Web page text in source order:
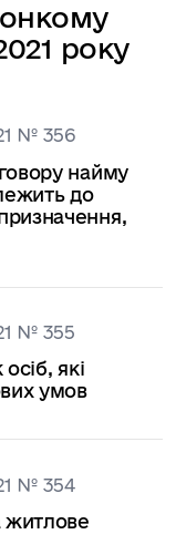
року
№ 356
найму
до
№ 355
які
умов
№ 354
житлове